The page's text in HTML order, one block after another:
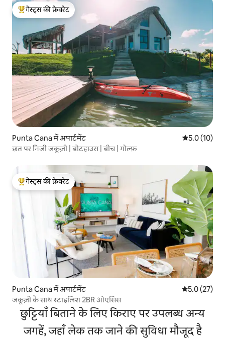
गेस्ट्स का टॉप फ़ेवरेट
गेस्ट्स की फ़ेवरेट
Punta Cana में अपार्टमेंट औसत रेटिंग 5
5.0 (10)
छत पर निजी जकूज़ी | बोटहाउस | बीच | गोल्फ़
गेस्ट्स का टॉप फ़ेवरेट
गेस्ट्स की फ़ेवरेट
Punta Cana में अपार्टमेंट औसत रेटिंग 5
5.0 (27)
जकूज़ी के साथ स्टाइलिश 2BR ओएसिस
छुट्टियाँ बिताने के लिए किराए पर उपलब्ध अन्य
जगहें, जहाँ लेक तक जाने की सुविधा मौजूद है